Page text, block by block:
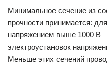
Минимальное сечение из
прочности принимается:
напряжением выше 1000 В
электроустановок
Меньше этих сечений